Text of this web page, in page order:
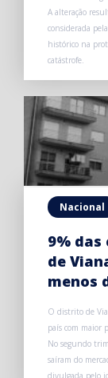
A alteração
considerada
histórico na
catástrofe.
Nacional
9%
de
menos
O distrito de
país com maior
No segundo
saíram do